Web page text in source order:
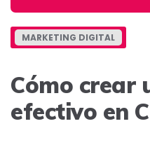
MARKETING DIGITAL
Cómo crear
efectivo en